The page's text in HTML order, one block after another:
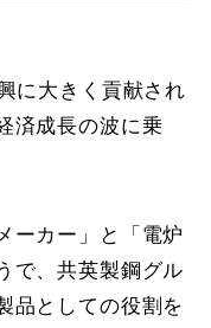
に大きく貢献され
済成長の波に乗
ーカー」と「電炉
で、共英製鋼グル
品としての役割を